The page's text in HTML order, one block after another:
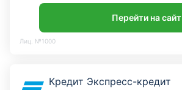
Перейти на сайт
Лиц. №1000
Кредит Экспресс-кредит